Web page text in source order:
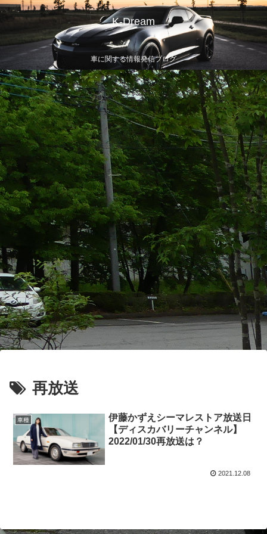
K-Dream
車に関する情報発信ブログ
再放送
車種
伊藤かずえシーマレストア放送日
【ディスカバリーチャンネル】
2022/01/30再放送は？
2021.12.08